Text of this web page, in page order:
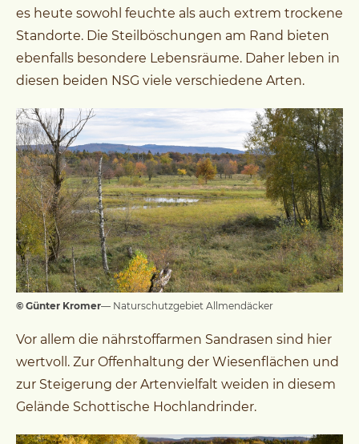
es heute sowohl feuchte als auch extrem trockene
Standorte. Die Steilböschungen am Rand bieten
ebenfalls besondere Lebensräume. Daher leben in
diesen beiden NSG viele verschiedene Arten.
© Günter Kromer— Naturschutzgebiet Allmendäcker
Vor allem die nährstoffarmen Sandrasen sind hier
wertvoll. Zur Offenhaltung der Wiesenflächen und
zur Steigerung der Artenvielfalt weiden in diesem
Gelände Schottische Hochlandrinder.